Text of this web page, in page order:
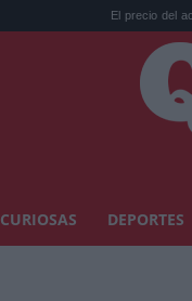
El precio del aceite de oliva cae
CURIOSAS DEPORTES